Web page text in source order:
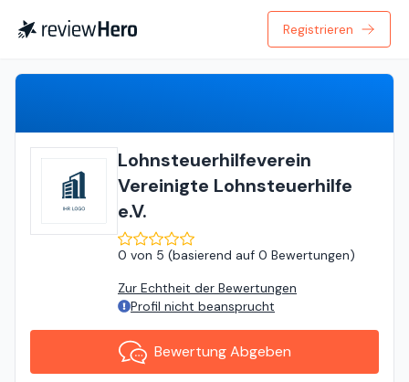
Registrieren
Lohnsteuerhilfeverein
Vereinigte Lohnsteuerhilfe
e.V.
0 von 5 (basierend auf 0 Bewertungen)
Zur Echtheit der Bewertungen
Profil nicht beansprucht
Bewertung Abgeben